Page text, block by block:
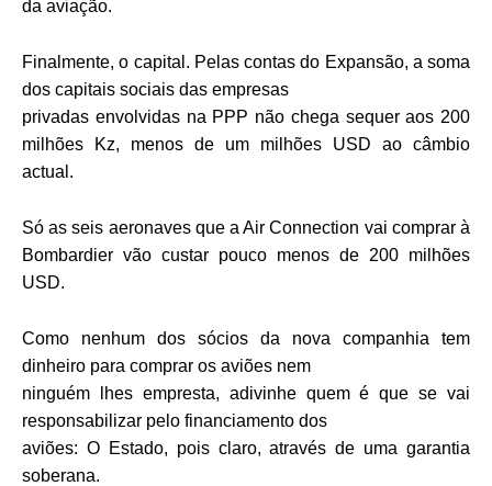
da aviação.
Finalmente, o capital. Pelas contas do Expansão, a soma
dos capitais sociais das empresas
privadas envolvidas na PPP não chega sequer aos 200
milhões Kz, menos de um milhões USD ao câmbio
actual.
Só as seis aeronaves que a Air Connection vai comprar à
Bombardier vão custar pouco menos de 200 milhões
USD.
Como nenhum dos sócios da nova companhia tem
dinheiro para comprar os aviões nem
ninguém lhes empresta, adivinhe quem é que se vai
responsabilizar pelo financiamento dos
aviões: O Estado, pois claro, através de uma garantia
soberana.